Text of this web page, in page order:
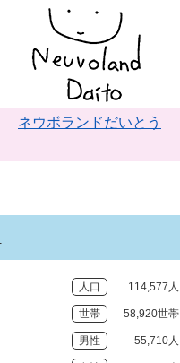
ネウボランドだいとう
人口 114,577人
世帯 58,920世帯
男性 55,710人